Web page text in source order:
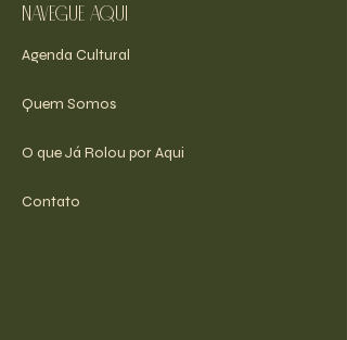
navegue aqui
Agenda Cultural
Quem Somos
O que Já Rolou por Aqui
Contato